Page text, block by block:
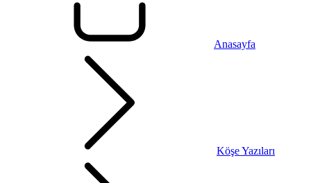
Anasayfa
Köşe Yazıları